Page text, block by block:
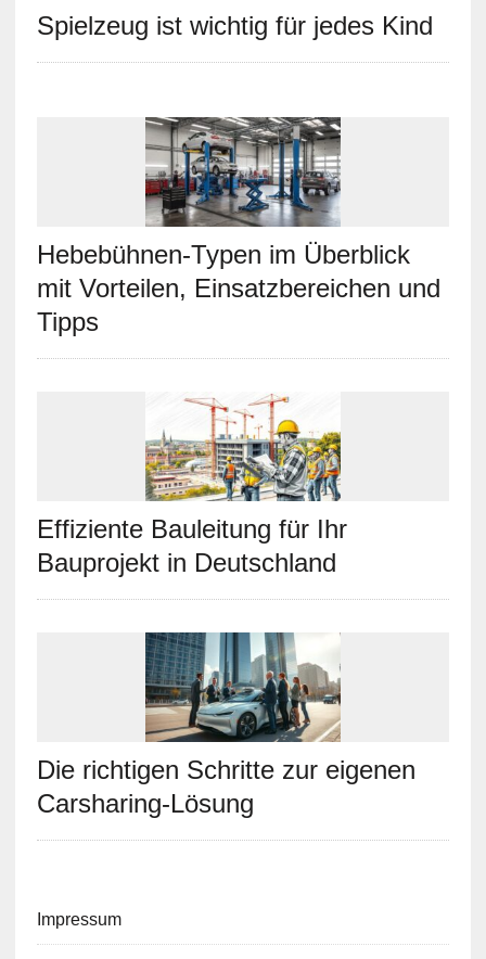
Spielzeug ist wichtig für jedes Kind
Hebebühnen-Typen im Überblick
mit Vorteilen, Einsatzbereichen und
Tipps
Effiziente Bauleitung für Ihr
Bauprojekt in Deutschland
Die richtigen Schritte zur eigenen
Carsharing-Lösung
Impressum